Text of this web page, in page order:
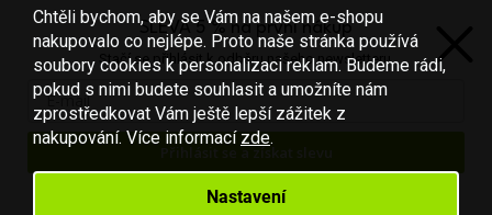
Chtěli bychom, aby se Vám na našem e-shopu
nakupovalo co nejlépe. Proto naše stránka používá
soubory cookies k personalizaci reklam. Budeme rádi,
pokud s nimi budete souhlasit a umožníte nám
zprostředkovat Vám ještě lepší zážitek z
nakupování. Více informací zde.
Nastavení
Nákupní košík
0KS /0 KČ
SLEVA 5 % na první nákup
Stačí se přihlásit k odběru našeho newsletteru.
Přihlásit se a získat slevu
Váš e-mail je u nás v bezpečí.